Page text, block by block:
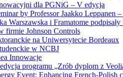
dla PGNiG – V edycja
by Professor Jaakko Leppanen
Warszawska i Framatome
firmie Johnson Controls
na Uniwersytecie Bordeaux
w NCBJ
Innowacje
programu „Zrób dyplom z
Event: Enhancing French-Polish